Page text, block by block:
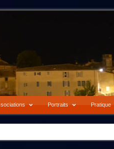
Portraits Pratique